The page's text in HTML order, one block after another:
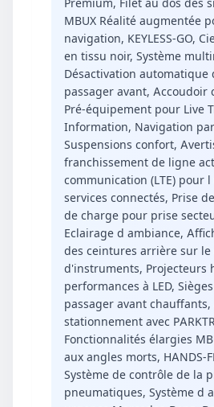
Premium, Filet au dos des
MBUX Réalité augmentée
navigation, KEYLESS-GO,
en tissu noir, Système
Désactivation automatique
passager avant, Accoudoir
Pré-équipement pour Live
Information, Navigation
Suspensions confort,
franchissement de ligne
communication (LTE) pour
services connectés, Prise
de charge pour prise
Eclairage d ambiance,
des ceintures arrière sur le
d'instruments, Projecteurs
performances à LED,
passager avant chauffants,
stationnement avec
Fonctionnalités élargies
aux angles morts, HANDS-
Système de contrôle de la
pneumatiques, Système d